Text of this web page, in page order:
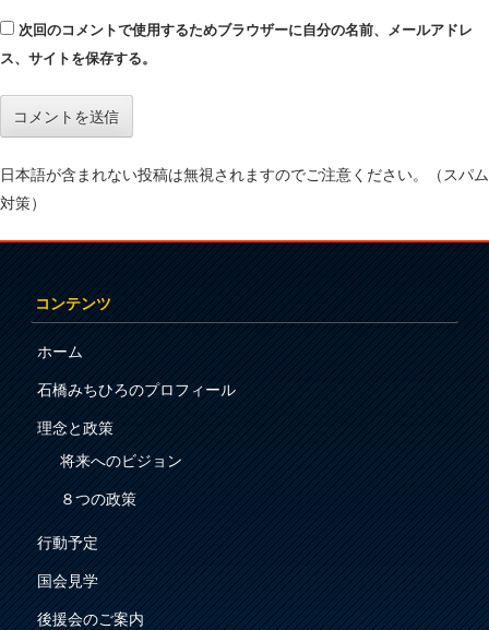
次回のコメントで使用するためブラウザーに自分の名前、メールアドレ
ス、サイトを保存する。
日本語が含まれない投稿は無視されますのでご注意ください。（スパム
対策）
コンテンツ
ホーム
石橋みちひろのプロフィール
理念と政策
将来へのビジョン
８つの政策
行動予定
国会見学
後援会のご案内